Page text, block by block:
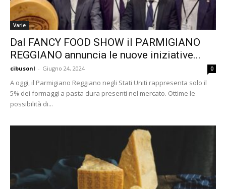
Varie
Dal FANCY FOOD SHOW il PARMIGIANO
REGGIANO annuncia le nuove iniziative...
cibusonl - Giugno 24, 2024 0
A oggi, il Parmigiano Reggiano negli Stati Uniti rappresenta solo il
5% dei formaggi a pasta dura presenti nel mercato. Ottime le
possibilità di...